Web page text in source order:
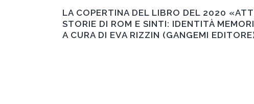
LA COPERTINA DEL LIBRO DEL 2020
STORIE DI ROM E SINTI: IDENTITÀ
A CURA DI EVA RIZZIN (GANGEMI